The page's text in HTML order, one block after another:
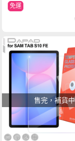
免運
售完，補貨中